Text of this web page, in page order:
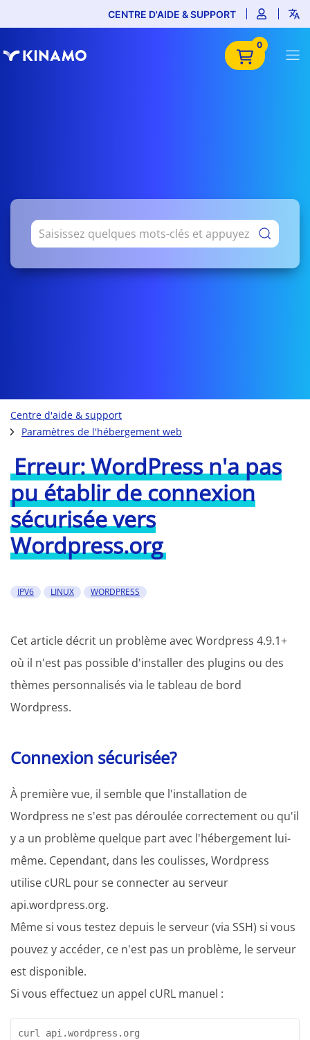
CENTRE D'AIDE & SUPPORT
0
Centre d'aide & support
Paramètres de l'hébergement web
Erreur: WordPress n'a pas
pu établir de connexion
sécurisée vers
Wordpress.org
IPV6 LINUX WORDPRESS
Cet article décrit un problème avec Wordpress 4.9.1+
où il n'est pas possible d'installer des plugins ou des
thèmes personnalisés via le tableau de bord
Wordpress.
Connexion sécurisée?
À première vue, il semble que l'installation de
Wordpress ne s'est pas déroulée correctement ou qu'il
y a un problème quelque part avec l'hébergement lui-
même. Cependant, dans les coulisses, Wordpress
utilise cURL pour se connecter au serveur
api.wordpress.org.
Même si vous testez depuis le serveur (via SSH) si vous
pouvez y accéder, ce n'est pas un problème, le serveur
est disponible.
Si vous effectuez un appel cURL manuel :
curl api.wordpress.org